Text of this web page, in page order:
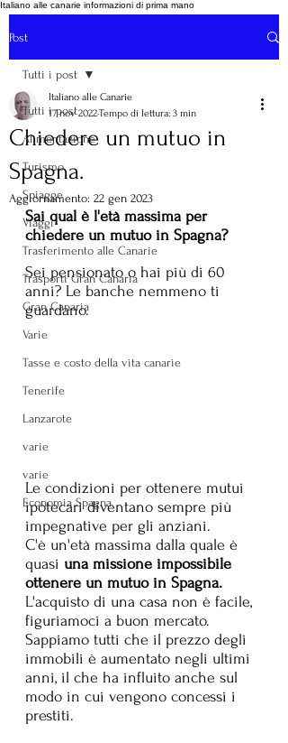
Italiano alle canarie informazioni di prima mano
Post
Tutti i post
Alimentazione
Turismo
Spiagge
Viaggi
Trasferimento alle Canarie
Trasporti Gran Canaria
Gran Canaria
Varie
Tasse e costo della vita canarie
Tenerife
Lanzarote
varie
varie
Economia Spagna
Tutti i post
Chiedere un mutuo in
Spagna.
Italiano alle Canarie
17 nov 2022Tempo di lettura: 3 min
Aggiornamento: 22 gen 2023
Sai qual è l'età massima per
chiedere un mutuo in Spagna?
Sei pensionato o hai più di 60
anni? Le banche nemmeno ti
guardano.
Le condizioni per ottenere mutui
ipotecari diventano sempre più
impegnative per gli anziani.
C'è un'età massima dalla quale è
quasi una missione impossibile
ottenere un mutuo in Spagna.
L'acquisto di una casa non è facile,
figuriamoci a buon mercato.
Sappiamo tutti che il prezzo degli
immobili è aumentato negli ultimi
anni, il che ha influito anche sul
modo in cui vengono concessi i
prestiti.